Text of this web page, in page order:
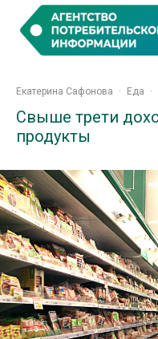
Екатерина Сафонова · Еда ·
Свыше трети
продукты